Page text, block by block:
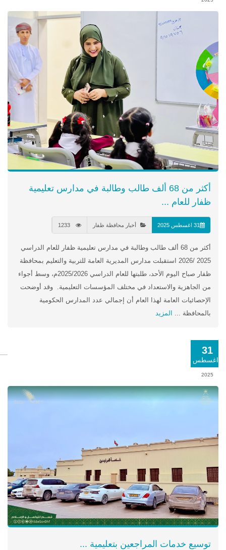
​أكثر من 68 ألف طالب وطالبة في مدارس تعليمية
ظفار للعام ...
31 اغسطس 2025 أخبار محافظة ظفار
​أكثر من 68 ألف طالب وطالبة في مدارس تعليمية ظفار للعام الدراسي
2025 /2026 استقبلت مدارس المديرية العامة للتربية والتعليم بمحافظة
ظفار صباح اليوم الأحد، طلبتها للعام الدراسي 2025/2026م، وسط أجواء
من الجاهزية والاستعداد في مختلف المؤسسات التعليمية. وقد أوضحت
الإحصائيات العامة لهذا العام أن إجمالي عدد المدارس الحكومية
بالمحافظة ... المزيد
31
اغسطس
2025
توسيع خدمات المراجعين بتعليمية ...